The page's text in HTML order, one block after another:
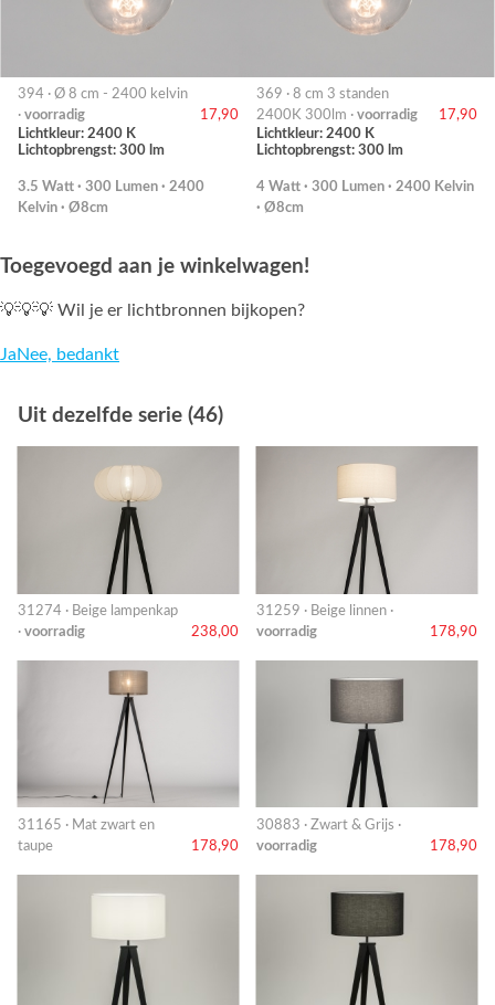
394 · Ø 8 cm - 2400 kelvin
· voorradig
17,90
Lichtkleur: 2400 K
Lichtopbrengst: 300 lm
3.5 Watt · 300 Lumen · 2400
Kelvin · Ø8cm
369 · 8 cm 3 standen
2400K 300lm · voorradig
17,90
Lichtkleur: 2400 K
Lichtopbrengst: 300 lm
4 Watt · 300 Lumen · 2400 Kelvin
· Ø8cm
Toegevoegd aan je winkelwagen!
💡💡💡 Wil je er lichtbronnen bijkopen?
JaNee, bedankt
Uit dezelfde serie (46)
31274 · Beige lampenkap
· voorradig 238,00
31259 · Beige linnen ·
voorradig
178,90
31165 · Mat zwart en
taupe
178,90
30883 · Zwart & Grijs ·
voorradig
178,90